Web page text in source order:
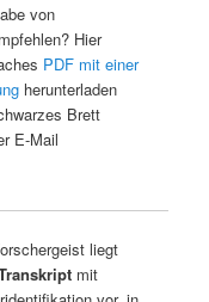
von
Hier
PDF mit einer
herunterladen
Brett
E-Mail
liegt
mit